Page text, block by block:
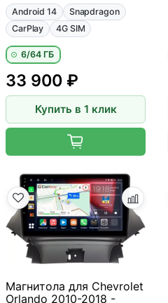
Android 14
Snapdragon
CarPlay
4G SIM
6/64 ГБ
33 900 ₽
Купить в 1 клик
Магнитола для Chevrolet
Orlando 2010-2018 -